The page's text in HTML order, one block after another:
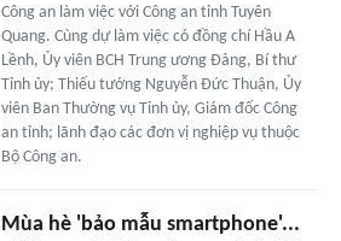
Công an làm việc với Công an tỉnh Tuyên
Quang. Cùng dự làm việc có đồng chí Hầu A
Lềnh, Ủy viên BCH Trung ương Đảng, Bí thư
Tỉnh ủy; Thiếu tướng Nguyễn Đức Thuận, Ủy
viên Ban Thường vụ Tỉnh ủy, Giám đốc Công
an tỉnh; lãnh đạo các đơn vị nghiệp vụ thuộc
Bộ Công an.
Mùa hè 'bảo mẫu smartphone'...